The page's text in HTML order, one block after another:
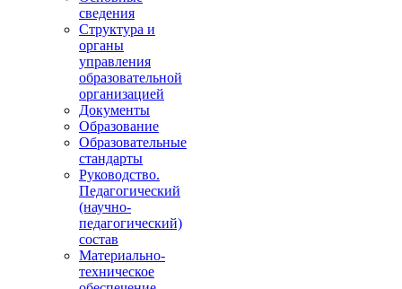
сведения
Структура и
органы
управления
образовательной
организацией
Документы
Образование
Образовательные
стандарты
Руководство.
Педагогический
(научно-
педагогический)
состав
Материально-
техническое